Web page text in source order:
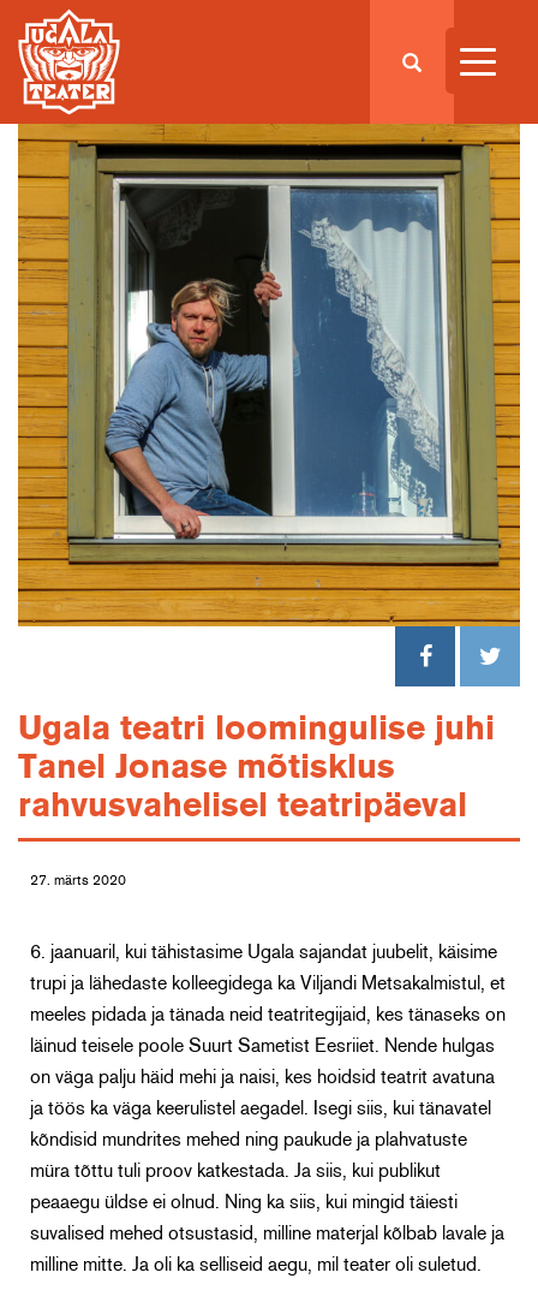
Ugala teatri loomingulise juhi
Tanel Jonase mõtisklus
rahvusvahelisel teatripäeval
27. märts 2020
6. jaanuaril, kui tähistasime Ugala sajandat juubelit, käisime
trupi ja lähedaste kolleegidega ka Viljandi Metsakalmistul, et
meeles pidada ja tänada neid teatritegijaid, kes tänaseks on
läinud teisele poole Suurt Sametist Eesriiet. Nende hulgas
on väga palju häid mehi ja naisi, kes hoidsid teatrit avatuna
ja töös ka väga keerulistel aegadel. Isegi siis, kui tänavatel
kõndisid mundrites mehed ning paukude ja plahvatuste
müra tõttu tuli proov katkestada. Ja siis, kui publikut
peaaegu üldse ei olnud. Ning ka siis, kui mingid täiesti
suvalised mehed otsustasid, milline materjal kõlbab lavale ja
milline mitte. Ja oli ka selliseid aegu, mil teater oli suletud.